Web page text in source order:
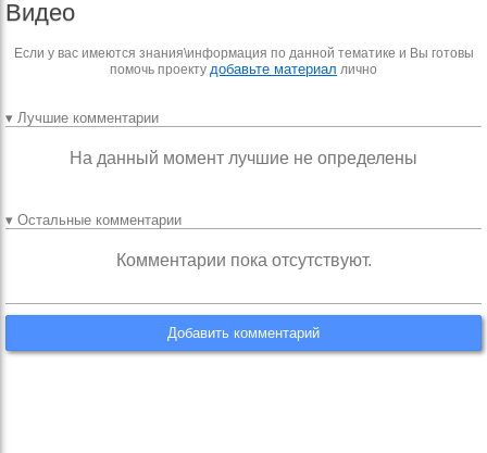
Видео
Если у вас имеются знания\информация по данной тематике и Вы готовы
помочь проекту добавьте материал лично
▾ Лучшие комментарии
На данный момент лучшие не определены
▾ Остальные комментарии
Комментарии пока отсутствуют.
Добавить комментарий